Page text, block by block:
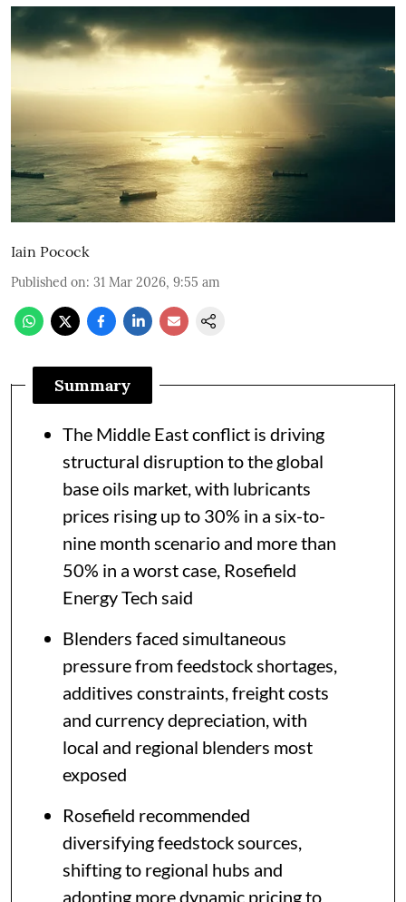
Iain Pocock
Published on: 31 Mar 2026, 9:55 am
Summary
The Middle East conflict is driving
structural disruption to the global
base oils market, with lubricants
prices rising up to 30% in a six-to-
nine month scenario and more than
50% in a worst case, Rosefield
Energy Tech said
Blenders faced simultaneous
pressure from feedstock shortages,
additives constraints, freight costs
and currency depreciation, with
local and regional blenders most
exposed
Rosefield recommended
diversifying feedstock sources,
shifting to regional hubs and
adopting more dynamic pricing to